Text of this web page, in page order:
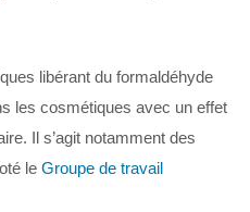
libérant du formaldéhyde
les cosmétiques avec un effet
Il s’agit notamment des
le Groupe de travail